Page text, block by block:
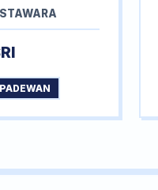
PADEWAN